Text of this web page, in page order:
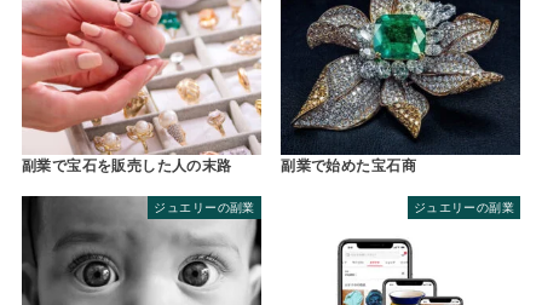
副業で宝石を販売した人の末路 副業で始めた宝石商
ジュエリーの副業 ジュエリーの副業